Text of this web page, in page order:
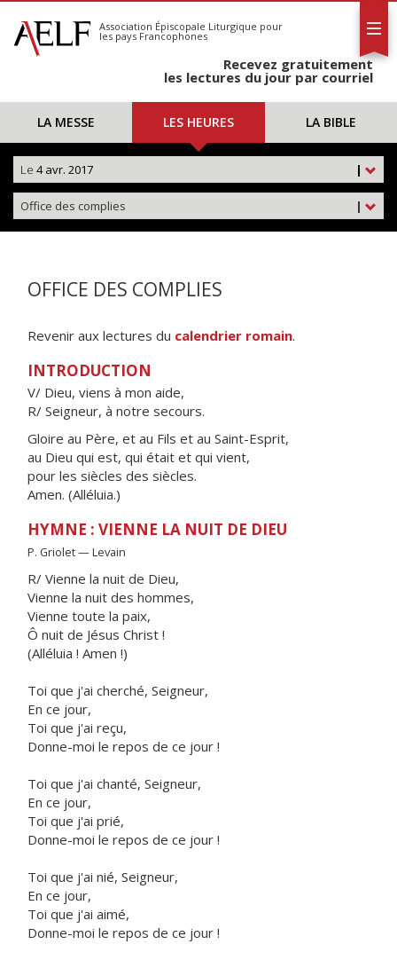
S'abonner
Calendrier
Association Épiscopale Liturgique pour
les pays Francophones
Recevez gratuitement
les lectures du jour par courriel
LA MESSE LES HEURES LA BIBLE
|
Le 4 avr. 2017
|
Office des complies
OFFICE DES COMPLIES
Revenir aux lectures du calendrier romain.
INTRODUCTION
V/ Dieu, viens à mon aide,
R/ Seigneur, à notre secours.
Gloire au Père, et au Fils et au Saint-Esprit,
au Dieu qui est, qui était et qui vient,
pour les siècles des siècles.
Amen. (Alléluia.)
HYMNE : VIENNE LA NUIT DE DIEU
P. Griolet — Levain
R/ Vienne la nuit de Dieu,
Vienne la nuit des hommes,
Vienne toute la paix,
Ô nuit de Jésus Christ !
(Alléluia ! Amen !)
Toi que j'ai cherché, Seigneur,
En ce jour,
Toi que j'ai reçu,
Donne-moi le repos de ce jour !
Toi que j'ai chanté, Seigneur,
En ce jour,
Toi que j'ai prié,
Donne-moi le repos de ce jour !
Toi que j'ai nié, Seigneur,
En ce jour,
Toi que j'ai aimé,
Donne-moi le repos de ce jour !